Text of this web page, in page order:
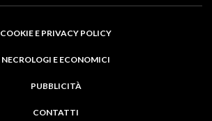
COOKIE E PRIVACY POLICY
NECROLOGI E ECONOMICI
PUBBLICITÀ
CONTATTI